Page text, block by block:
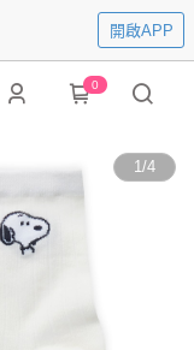
開啟APP
0
1/4